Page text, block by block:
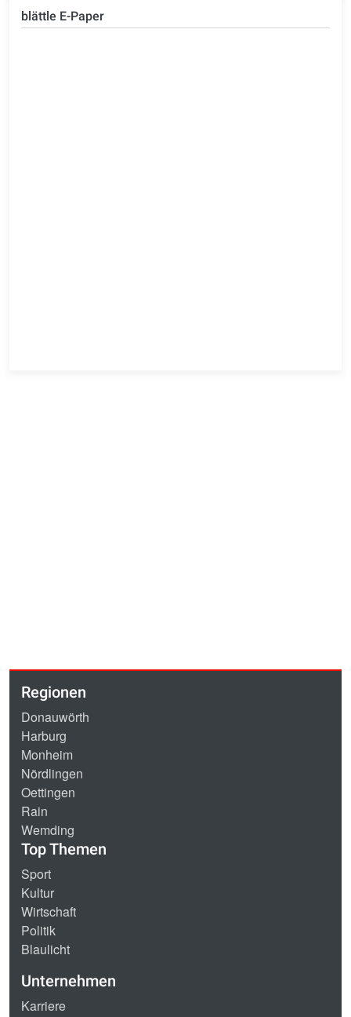
blättle E-Paper
Regionen
Donauwörth
Harburg
Monheim
Nördlingen
Oettingen
Rain
Wemding
Top Themen
Sport
Kultur
Wirtschaft
Politik
Blaulicht
Unternehmen
Karriere